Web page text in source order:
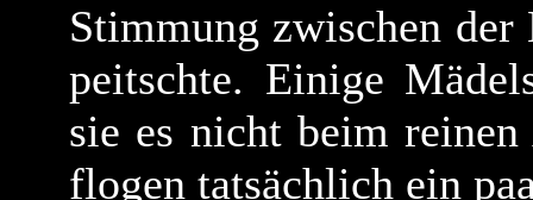
Stimmung zwischen der
peitschte. Einige
sie es nicht beim
flogen tatsächlich ein